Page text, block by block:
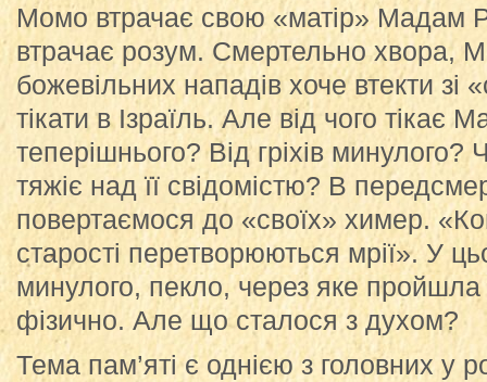
Момо втрачає свою «матір» Мадам
втрачає розум. Смертельно хвора,
божевільних нападів хоче втекти зі
тікати в Ізраїль. Але від чого тікає
теперішнього? Від гріхів
тяжіє над її свідомістю? В
повертаємося до «своїх» химер.
старості перетворюються мрії». У
минулого, пекло, через яке
фізично. Але що сталося з духом?
Тема пам’яті є однією з головних у